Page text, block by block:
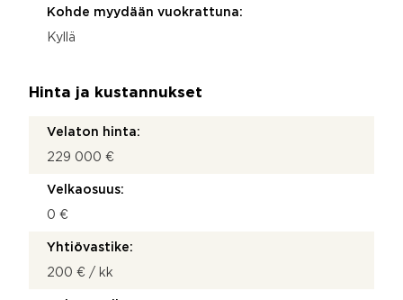
Kohde myydään vuokrattuna:
Kyllä
Hinta ja kustannukset
Velaton hinta:
229 000 €
Velkaosuus:
0 €
Yhtiövastike:
200 € / kk